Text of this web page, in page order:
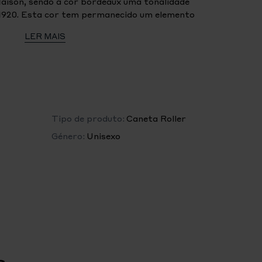
Esta cor tem permanecido um elemento
fabricados em resina preciosa bordeaux com
LER MAIS
Tipo de produto: Caneta Roller
Género: Unisexo